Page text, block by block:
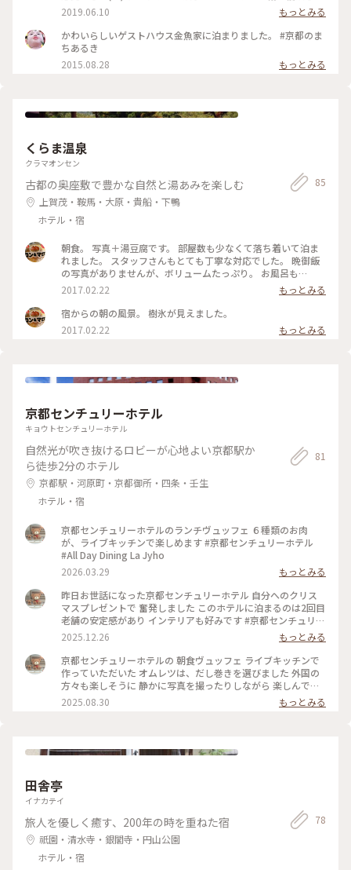
人たちとも話すことができまさに一期一会の ひととき😊 朝ご
はんもお米ツヤツヤで美味しかったです❤️ #ゲストハウス #宿
泊 #金魚 #西陣 #レトロ #古民家 #京都 #旅行
2019.06.10
もっとみる
かわいらしいゲストハウス金魚家に泊まりました。 #京都のま
ちあるき
2015.08.28
もっとみる
くらま温泉
クラマオンセン
古都の奥座敷で豊かな自然と湯あみを楽しむ
上賀茂・鞍馬・大原・貴船・下鴨
ホテル・宿
85
朝食。 写真＋湯豆腐です。 部屋数も少なくて落ち着いて泊ま
れました。 スタッフさんもとても丁寧な対応でした。 晩御飯
の写真がありませんが、ボリュームたっぷり。 お風呂も
広々。
2017.02.22
もっとみる
宿からの朝の風景。 樹氷が見えました。
2017.02.22
もっとみる
京都センチュリーホテル
キョウトセンチュリーホテル
自然光が吹き抜けるロビーが心地よい京都駅か
ら徒歩2分のホテル
京都駅・河原町・京都御所・四条・壬生
ホテル・宿
81
京都センチュリーホテルのランチヴュッフェ ６種類のお肉
が、ライブキッチンで楽しめます #京都センチュリーホテル
#All Day Dining La Jyho
2026.03.29
もっとみる
昨日お世話になった京都センチュリーホテル 自分へのクリス
マスプレゼントで 奮発しました このホテルに泊まるのは2回目
老舗の安定感があり インテリアも好みです #京都センチュリー
ホテル
2025.12.26
もっとみる
京都センチュリーホテルの 朝食ヴュッフェ ライブキッチンで
作っていただいた オムレツは、だし巻きを選びました 外国の
方々も楽しそうに 静かに写真を撮ったりしながら 楽しんでい
らっしゃいました #京都センチュリーホテル
2025.08.30 もっとみる
田舎亭
イナカテイ
旅人を優しく癒す、200年の時を重ねた宿
祇園・清水寺・銀閣寺・円山公園
ホテル・宿
78